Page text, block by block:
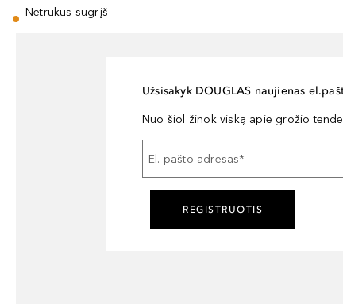
Netrukus sugrįš
Užsisakyk DOUGLAS naujienas
Nuo šiol žinok viską apie grožio
El. pašto adresas*
REGISTRUOTIS